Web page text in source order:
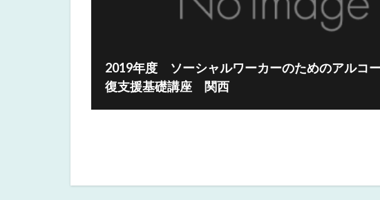
2019年度 ソーシャルワーカーのためのアルコ
復支援基礎講座 関西